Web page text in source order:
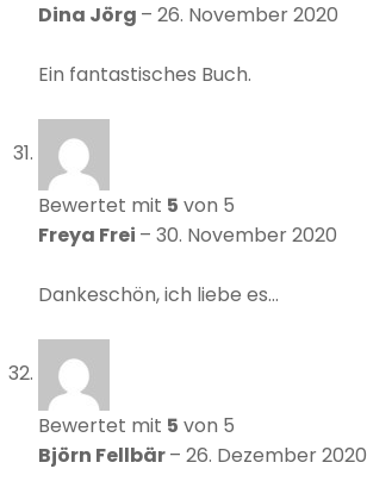
Dina Jörg – 26. November 2020
Ein fantastisches Buch.
Bewertet mit 5 von 5
Freya Frei – 30. November 2020
Dankeschön, ich liebe es…
Bewertet mit 5 von 5
Björn Fellbär– 26. Dezember 2020